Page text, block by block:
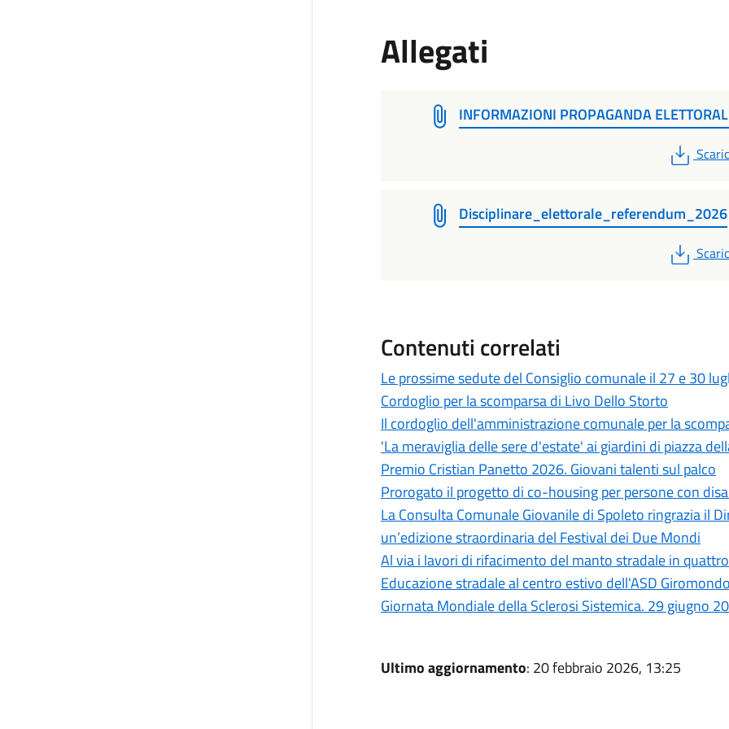
Allegati
INFORMAZIONI PROPAGANDA
PDF
Disciplinare_elettorale_referendum_2026
PDF
Contenuti correlati
Le prossime sedute del Consiglio comunale il 27 e 30
Cordoglio per la scomparsa di Livo Dello Storto
Il cordoglio dell'amministrazione comunale per la
'La meraviglia delle sere d'estate' ai giardini di piazza
Premio Cristian Panetto 2026. Giovani talenti sul palco
Prorogato il progetto di co-housing per persone con
La Consulta Comunale Giovanile di Spoleto ringrazia il
un’edizione straordinaria del Festival dei Due Mondi
Al via i lavori di rifacimento del manto stradale in
Educazione stradale al centro estivo dell'ASD
Giornata Mondiale della Sclerosi Sistemica. 29 giugno
Ultimo aggiornamento: 20 febbraio 2026, 13:25